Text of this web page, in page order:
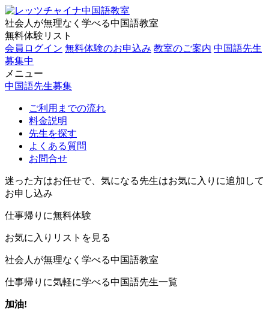
社会人が無理なく学べる中国語教室
無料体験リスト
会員ログイン 無料体験のお申込み 教室のご案内 中国語先生
募集中
メニュー
中国語先生募集
ご利用までの流れ
料金説明
先生を探す
よくある質問
お問合せ
迷った方はお任せで、気になる先生はお気に入りに追加して
お申し込み
仕事帰りに無料体験
お気に入りリストを見る
社会人が無理なく学べる中国語教室
仕事帰りに気軽に学べる中国語先生一覧
加油!